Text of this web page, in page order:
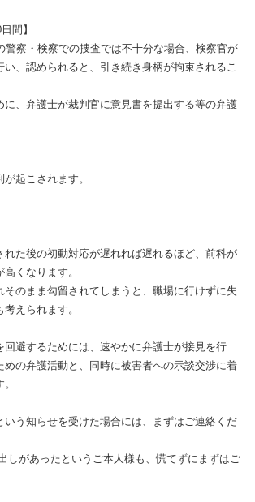
間】
警察・検察での捜査では不十分な場合、検察官が
、認められると、引き続き身柄が拘束されるこ
、弁護士が裁判官に意見書を提出する等の弁護
起こされます。
れた後の初動対応が遅れれば遅れるほど、前科が
くなります。
そのまま勾留されてしまうと、職場に行けずに失
えられます。
回避するためには、速やかに弁護士が接見を行
めの弁護活動と、同時に被害者への示談交渉に着
いう知らせを受けた場合には、まずはご連絡くだ
しがあったというご本人様も、慌てずにまずはご